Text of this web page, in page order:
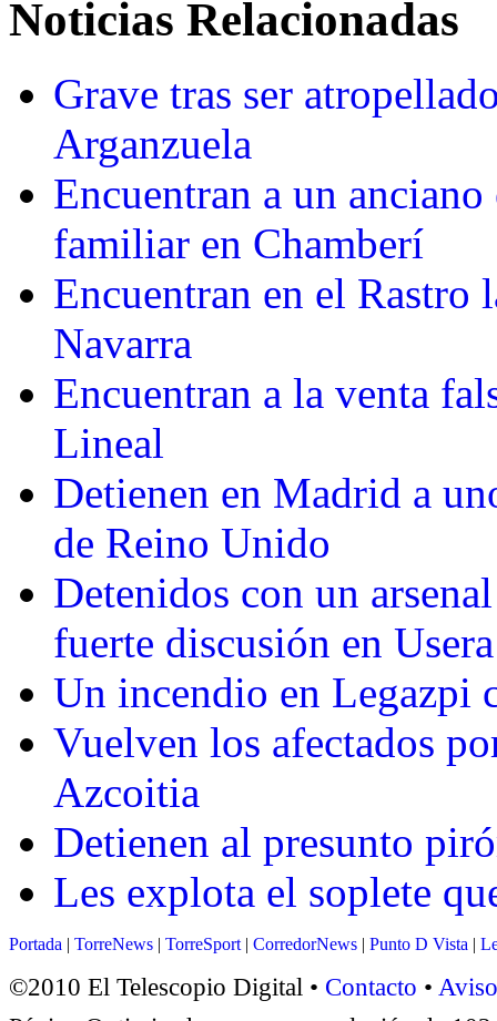
Noticias Relacionadas
Grave tras ser
Arganzuela
Encuentran a un
familiar en Chamberí
Encuentran en el Rastro
Navarra
Encuentran a la venta
Lineal
Detienen en Madrid a
de Reino Unido
Detenidos con un
fuerte discusión en Usera
Un incendio en Legazpi
Vuelven los afectados
Azcoitia
Detienen al presunto
Les explota el soplete
Portada | TorreNews | TorreSport | CorredorNews | Punto D Vista |
©2010 El Telescopio Digital • Contacto •